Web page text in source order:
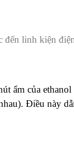
đến linh kiện
ẩm của ethanol
Điều này